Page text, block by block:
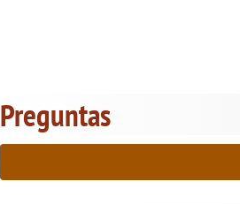
Preguntas